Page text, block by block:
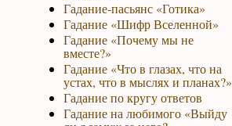
Гадание-пасьянс «Готика»
Гадание «Шифр Вселенной»
Гадание «Почему мы не
вместе?»
Гадание «Что в глазах, что на
устах, что в мыслях и планах?»
Гадание по кругу ответов
Гадание на любимого «Выйду